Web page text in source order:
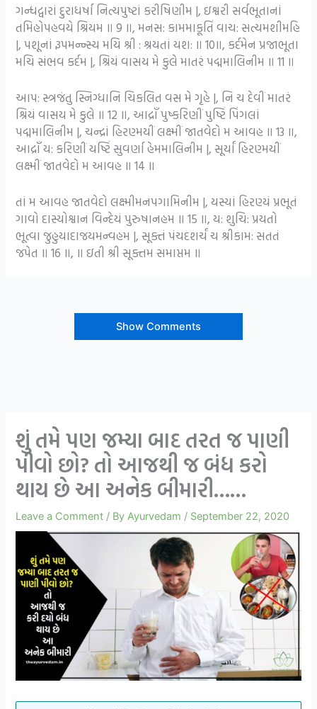
ગન્ધદ્વારાં દુરાધર્ષા નિત્યપુષ્ટાં કરીષિણીમ |, ઇશ્વરી સર્વભૂતાનાં
તમિહોપહવયે શ્રિયમ ॥ 9 ॥, મનસ: કામમાકૂતિં વાચ: સત્યમશીમહિ
|, પશૂનાં રૂપમન્ન્સ્ય મયિ શ્રી : શ્રયતાં યશ: ॥ 10॥, કર્દમેન પ્રજાભૂતા
મચિ સંભવ કર્દમ |, શ્રિયં વાસય મે કુલે માતરં પદ્મમાલિનીમ ॥ 11 ॥
આપ: સ્ત્રજંતુ સ્નિગ્ધાનિ ચિકલિત વસ મે ગૃહે |, નિ ચ દેવીં માતરં
શ્રિયં વાસય મે કુલે ॥ 12 ॥, આદ્રાઁ પુષ્કરિણીં પુષ્ટિં પિંગલાં
પદ્મમાલિનીમ |, ચન્દ્રાં હિરણ્મયીં લક્ષ્મીં જાતવેદો મ આવહ ॥ 13 ॥,
આદ્રાઁ ય: કરિણીં યષ્ટિં સુવર્ણા હેમમાલિનીમ |, સૂર્યાં હિરણ્મયીં
લક્ષ્મીં જાતવેદો મ આવહ ॥ 14 ॥
તાં મ આવહ જાતવેદો લક્ષ્મીમનપગામિનીમ |, યસ્યાં હિરણ્યં પ્રભૂતં
ગાવો દાસ્યોશ્વાન વિન્દેયં પુરુષાનહમ ॥ 15 ॥, ય: શુચિ: પ્રયતો
ભૂત્વા જુહુયાદાજયમન્વહમ |, સૂક્તં પંચદશર્ચં ચ શ્રીકામ: સતતં
જપેત ॥ 16 ॥, ॥ ઇતી શ્રી સૂક્તમ સમાપ્તમ ॥
Show Comments
શું તમે પણ જમ્યા બાદ તરત જ પાણી
પીવો છો? તો આજથી જ બંધ કરો
થાય છે આ અનેક બીમારી……
Leave a Comment / ByAyurvedam / September 22, 2020